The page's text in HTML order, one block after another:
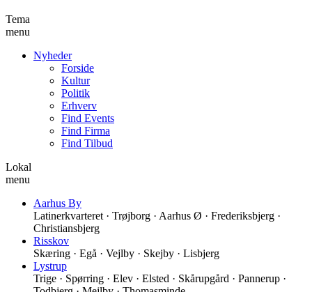
Tema
menu
Nyheder
Forside
Kultur
Politik
Erhverv
Find Events
Find Firma
Find Tilbud
Lokal
menu
Aarhus By
Latinerkvarteret · Trøjborg · Aarhus Ø · Frederiksbjerg ·
Christiansbjerg
Risskov
Skæring · Egå · Vejlby · Skejby · Lisbjerg
Lystrup
Trige · Spørring · Elev · Elsted · Skårupgård · Pannerup ·